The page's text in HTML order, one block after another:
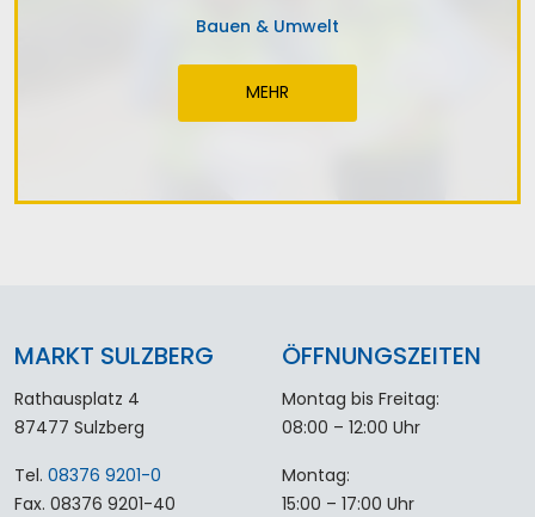
Bauen & Umwelt
MEHR
MARKT SULZBERG
Rathausplatz 4
87477 Sulzberg
Tel. 08376 9201-0
Fax. 08376 9201-40
ÖFFNUNGSZEITEN
Montag bis Freitag:
08:00 – 12:00 Uhr
Montag:
15:00 – 17:00 Uhr